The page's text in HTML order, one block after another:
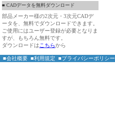
■ CADデータを無料ダウンロード
部品メーカー様の2次元・3次元CADデ
ータを、無料でダウンロードできます。
ご使用にはユーザー登録が必要となりま
すが、もちろん無料です。
ダウンロードは こちらから
■会社概要 ■利用規定 ■プライバシーポリシー